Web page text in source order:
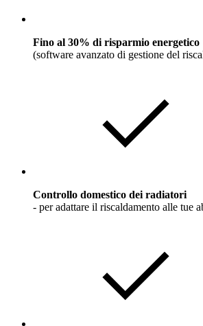
Fino al 30% di risparmio energetico
(software avanzato di gestione del
Controllo domestico dei radiatori
- per adattare il riscaldamento alle tue